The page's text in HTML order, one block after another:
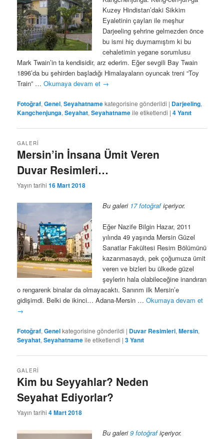
Kuzey Hindistan’daki Sikkim
Eyaletinin çayları ile meşhur
Darjeeling şehrine gelmezden önce
bu ismi hiç duymamıştım ki bu
cehaletimin yegane sorumlusu
Mark Twain’in ta kendisidir, arz ederim. Eğer sevgili Bay Twain
1896’da bu şehirden başladığı Himalayaların oyuncak treni “Toy
Train” …Okumaya devam et →
Fotoğraf,Genel,Seyahatnamekategorisine gönderildi | Darjeeling,
Kangchenjunga,Seyahat,Seyahatnameile etiketlendi |4Yanıt
Mersin’in İnsana Ümit Veren
Duvar Resimleri…
GALERI
Yayın tarihi16 Mart 2018
Bu galeri 17 fotoğrafiçeriyor.
Eğer Nazife Bilgin Hazar, 2011
yılında 49 yaşında Mersin Güzel
Sanatlar Fakültesi Resim Bölümünü
kazanmasaydı, pek çoğumuza ümit
veren ve bizleri bu ülkede güzel
şeylerin hala olabileceğine inandıran
o rengarenk binalar da olmayacaktı. Sanırım ilk Mersin’e
gidişimdi. Belki de ikinci… Adana-Mersin …Okumaya devam et
→
Fotoğraf,Genelkategorisine gönderildi | Duvar Resimleri,Mersin,
Seyahat,Seyahatnameile etiketlendi |3Yanıt
Kim bu Seyyahlar? Neden
Seyahat Ediyorlar?
GALERI
Yayın tarihi4 Mart 2018
Bu galeri9 fotoğrafiçeriyor.